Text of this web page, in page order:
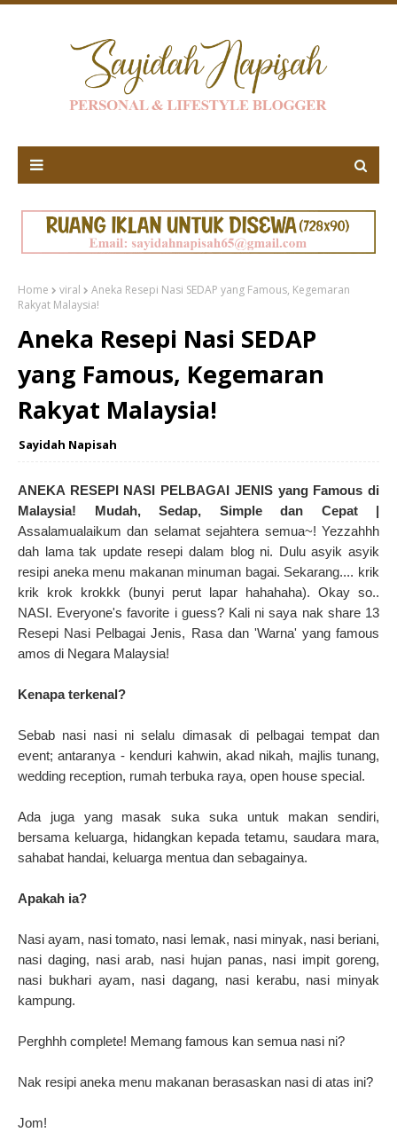
Home viral
Aneka Resepi Nasi SEDAP yang Famous, Kegemaran
Rakyat Malaysia!
Aneka Resepi Nasi SEDAP
yang Famous, Kegemaran
Rakyat Malaysia!
Sayidah Napisah
ANEKA RESEPI NASI PELBAGAI JENIS yang Famous di
Malaysia! Mudah, Sedap, Simple dan Cepat |
Assalamualaikum dan selamat sejahtera semua~! Yezzahhh
dah lama tak update resepi dalam blog ni. Dulu asyik asyik
resipi aneka menu makanan minuman bagai. Sekarang.... krik
krik krok krokkk (bunyi perut lapar hahahaha). Okay so..
NASI. Everyone's favorite i guess? Kali ni saya nak share 13
Resepi Nasi Pelbagai Jenis, Rasa dan 'Warna' yang famous
amos di Negara Malaysia!
Kenapa terkenal?
Sebab nasi nasi ni selalu dimasak di pelbagai tempat dan
event; antaranya - kenduri kahwin, akad nikah, majlis tunang,
wedding reception, rumah terbuka raya, open house special.
Ada juga yang masak suka suka untuk makan sendiri,
bersama keluarga, hidangkan kepada tetamu, saudara mara,
sahabat handai, keluarga mentua dan sebagainya.
Apakah ia?
Nasi ayam, nasi tomato, nasi lemak, nasi minyak, nasi beriani,
nasi daging, nasi arab, nasi hujan panas, nasi impit goreng,
nasi bukhari ayam, nasi dagang, nasi kerabu, nasi minyak
kampung.
Perghhh complete! Memang famous kan semua nasi ni?
Nak resipi aneka menu makanan berasaskan nasi di atas ini?
Jom!